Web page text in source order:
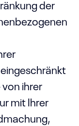
der
ihrer
mit Ihrer